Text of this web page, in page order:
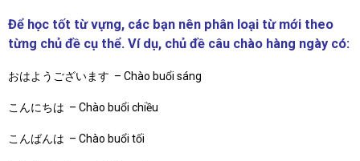
Để học tốt từ vựng, các bạn nên phân loại từ mới theo
từng chủ đề cụ thể. Ví dụ, chủ đề câu chào hàng ngày có:
おはようございます – Chào buổi sáng
こんにちは – Chào buổi chiều
こんばんは – Chào buổi tối